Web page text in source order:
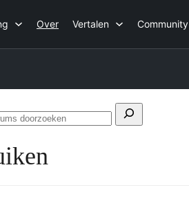
Over Vertalen Community
Forums